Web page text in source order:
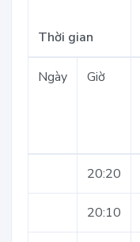
Thời gian
Ngày Giờ
20:20
20:10